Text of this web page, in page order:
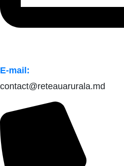
E-mail:
contact@reteauarurala.md